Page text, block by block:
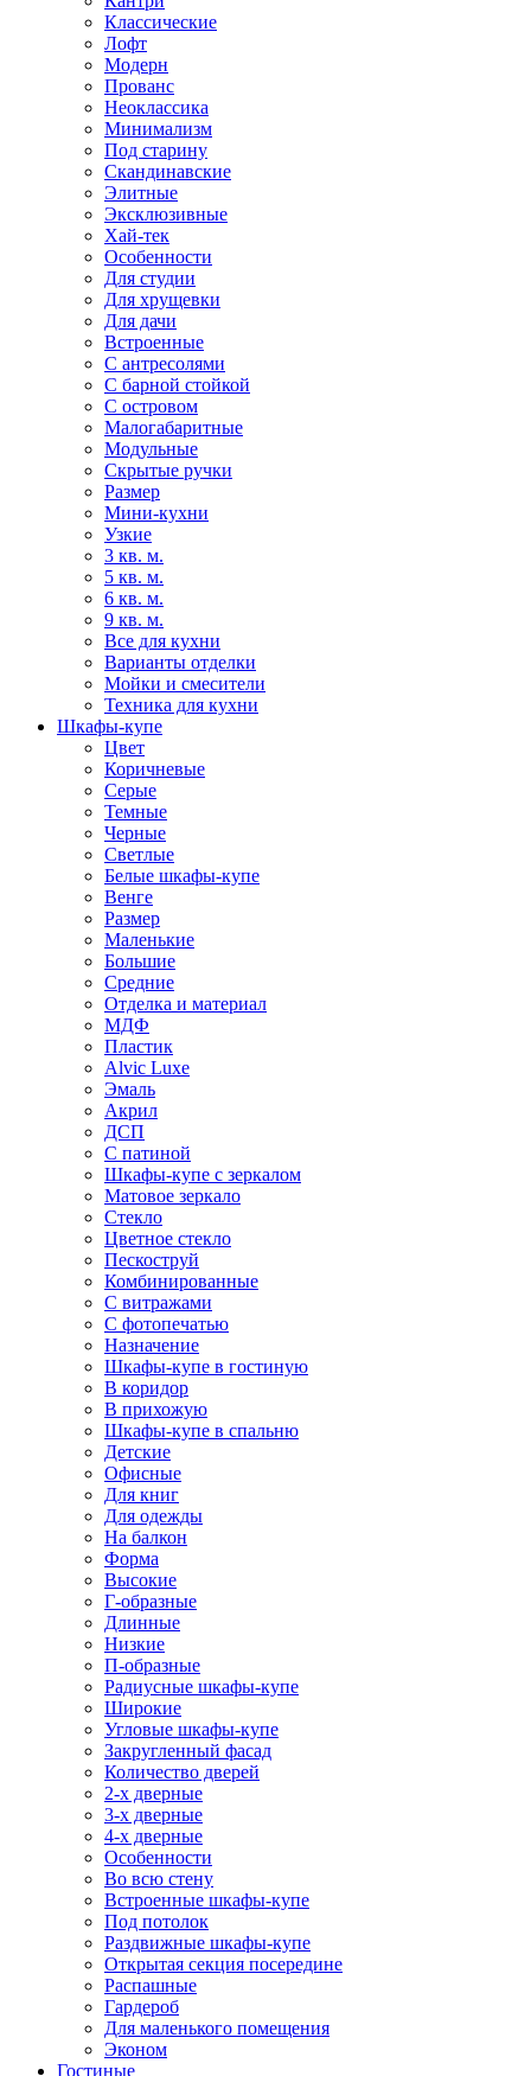
Классические
Лофт
Модерн
Прованс
Неоклассика
Минимализм
Под старину
Скандинавские
Элитные
Эксклюзивные
Хай-тек
Особенности
Для студии
Для хрущевки
Для дачи
Встроенные
С антресолями
С барной стойкой
С островом
Малогабаритные
Модульные
Скрытые ручки
Размер
Мини-кухни
Узкие
3 кв. м.
5 кв. м.
6 кв. м.
9 кв. м.
Все для кухни
Варианты отделки
Мойки и смесители
Техника для кухни
Шкафы-купе
Цвет
Коричневые
Серые
Темные
Черные
Светлые
Белые шкафы-купе
Венге
Размер
Маленькие
Большие
Средние
Отделка и материал
МДФ
Пластик
Alvic Luxe
Эмаль
Акрил
ДСП
С патиной
Шкафы-купе с зеркалом
Матовое зеркало
Стекло
Цветное стекло
Пескоструй
Комбинированные
С витражами
С фотопечатью
Назначение
Шкафы-купе в гостиную
В коридор
В прихожую
Шкафы-купе в спальню
Детские
Офисные
Для книг
Для одежды
На балкон
Форма
Высокие
Г-образные
Длинные
Низкие
П-образные
Радиусные шкафы-купе
Широкие
Угловые шкафы-купе
Закругленный фасад
Количество дверей
2-х дверные
3-х дверные
4-х дверные
Особенности
Во всю стену
Встроенные шкафы-купе
Под потолок
Раздвижные шкафы-купе
Открытая секция посередине
Распашные
Гардероб
Для маленького помещения
Эконом
Гостиные